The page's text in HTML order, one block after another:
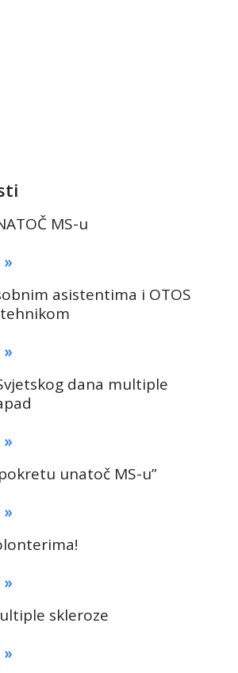
MS-u
»
asistentima i OTOS
»
dana multiple
»
unatoč MS-u”
»
»
skleroze
»